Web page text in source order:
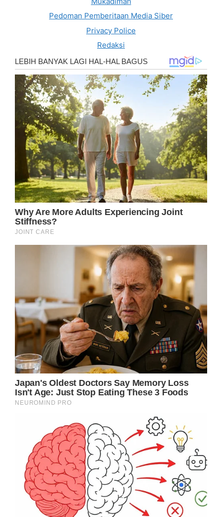
Pedoman Pemberitaan Media Siber
Privacy Police
Redaksi